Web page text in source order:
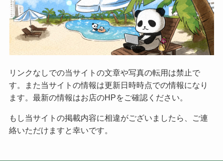
リンクなしでの当サイトの文章や写真の転用は禁止で
す。また当サイトの情報は更新日時時点での情報になり
ます。最新の情報はお店のHPをご確認ください。
もし当サイトの掲載内容に相違がございましたら、ご連
絡いただけますと幸いです。